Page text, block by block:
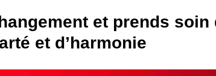
et prends soin
et d’harmonie